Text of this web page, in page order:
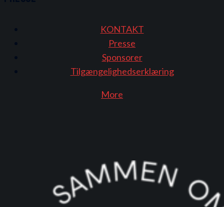
KONTAKT
Presse
Sponsorer
Tilgængelighedserklæring
More